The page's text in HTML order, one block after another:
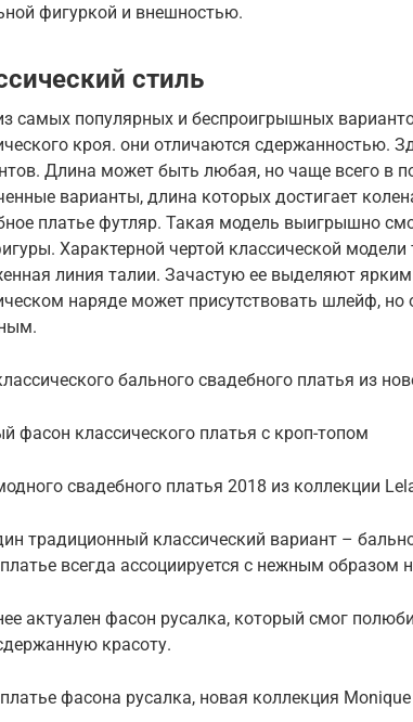
фигуркой и внешностью.
стиль
самых популярных и беспроигрышных
кроя. они отличаются сдержанностью.
Длина может быть любая, но чаще всего в
варианты, длина которых достигает
платье футляр. Такая модель выигрышно
Характерной чертой классической
линия талии. Зачастую ее выделяют
наряде может присутствовать шлейф, но
бального свадебного платья из
фасон классического платья с кроп-топом
свадебного платья 2018 из коллекции
традиционный классический вариант –
всегда ассоциируется с нежным образом
актуален фасон русалка, который смог
красоту.
фасона русалка, новая коллекция